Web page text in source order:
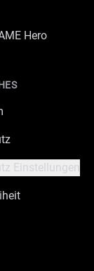
Hero
Einstellungen